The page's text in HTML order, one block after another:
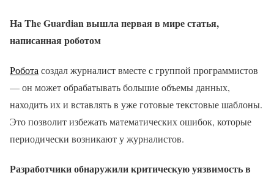
На The Guardian вышла первая в мире статья,
написанная роботом
Робота создал журналист вместе с группой программистов
— он может обрабатывать большие объемы данных,
находить их и вставлять в уже готовые текстовые шаблоны.
Это позволит избежать математических ошибок, которые
периодически возникают у журналистов.
​​Разработчики обнаружили критическую уязвимость в